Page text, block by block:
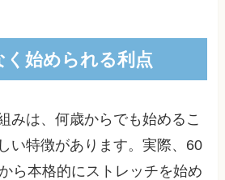
く始められる利点
みは、何歳からでも始めるこ
い特徴があります。実際、60
ら本格的にストレッチを始め